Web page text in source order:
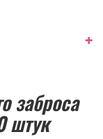
+
заброса
штук